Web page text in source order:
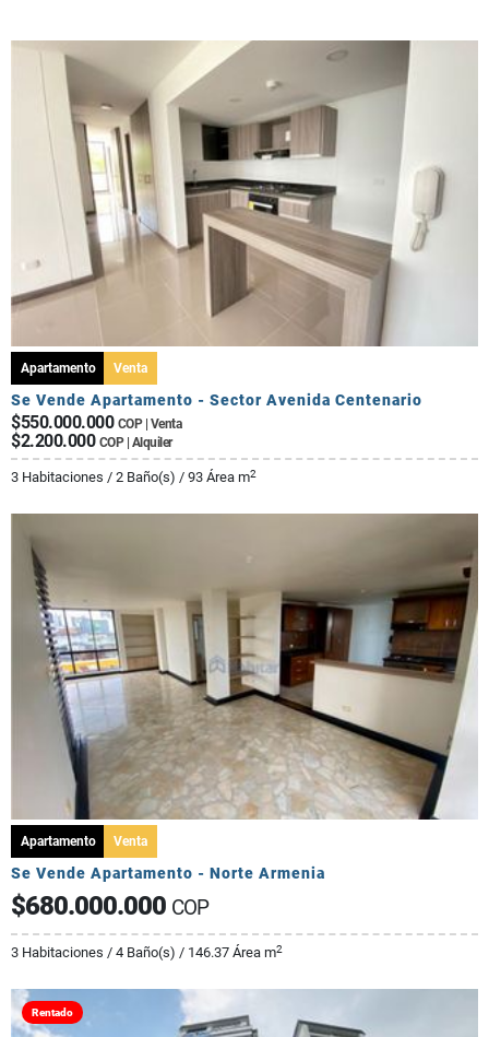
Apartamento Venta
Se Vende Apartamento - Sector Avenida Centenario
$550.000.000 COP | Venta
$2.200.000 COP | Alquiler
3 Habitaciones / 2 Baño(s) / 93 Área m2
Apartamento Venta
Se Vende Apartamento - Norte Armenia
$680.000.000 COP
3 Habitaciones / 4 Baño(s) / 146.37 Área m2
Rentado